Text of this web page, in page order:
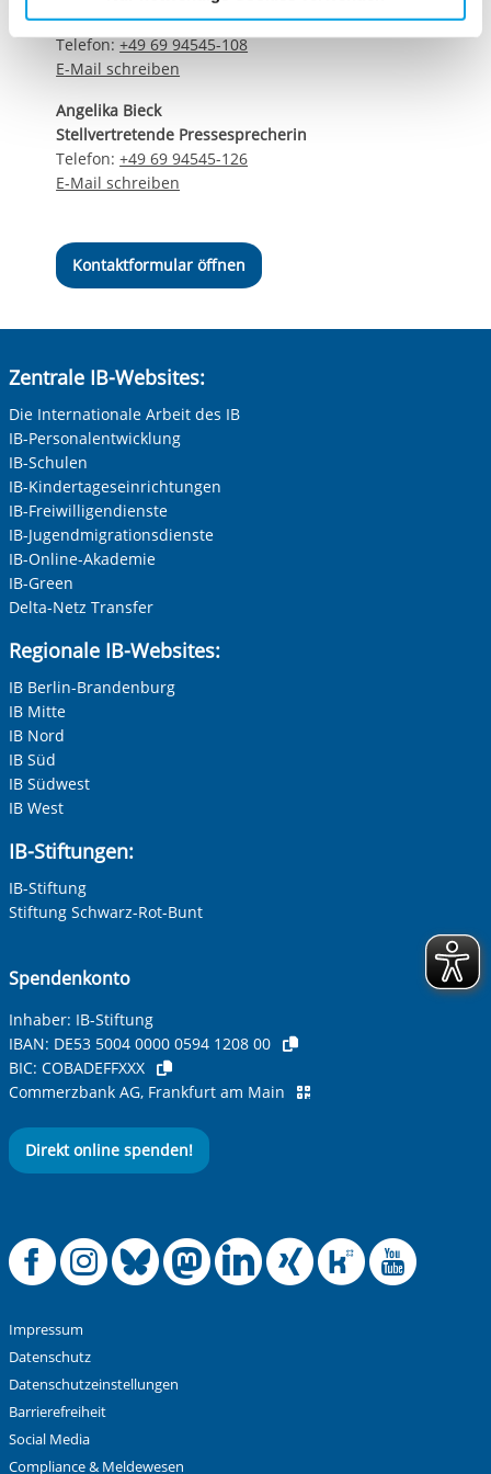
Cookies, die erforderlich zur Bereitstellung der von Ihnen
aufgerufenen und somit gewünschten Website-
Funktionen sind. Diese Cookies setzen wir aufgrund
Einwilligung.
Stellvertretender Pressesprecher
Telefon:+49 69 94545-108
E-Mail schreiben
Angelika Bieck
Stellvertretende Pressesprecherin
Telefon:+49 69 94545-126
E-Mail schreiben
Kontaktformular öffnen
Zentrale IB-Websites:
Die Internationale Arbeit des IB
IB-Personalentwicklung
IB-Schulen
IB-Kindertageseinrichtungen
IB-Freiwilligendienste
IB-Jugendmigrationsdienste
IB-Online-Akademie
IB-Green
Delta-Netz Transfer
Regionale IB-Websites:
IB Berlin-Brandenburg
IB Mitte
IB Nord
IB Süd
IB Südwest
IB West
IB-Stiftungen:
IB-Stiftung
Stiftung Schwarz-Rot-Bunt
Spendenkonto
Inhaber: IB-Stiftung
IBAN: DE53 5004 0000 0594 1208 00
BIC: COBADEFFXXX
Commerzbank AG, Frankfurt am Main
Direkt online spenden!
Offizielle
Offizielle
Offizielle
Offizielle
Offizielle
Impressum
Datenschutz
Datenschutzeinstellungen
Barrierefreiheit
Social Media
Compliance & Meldewesen